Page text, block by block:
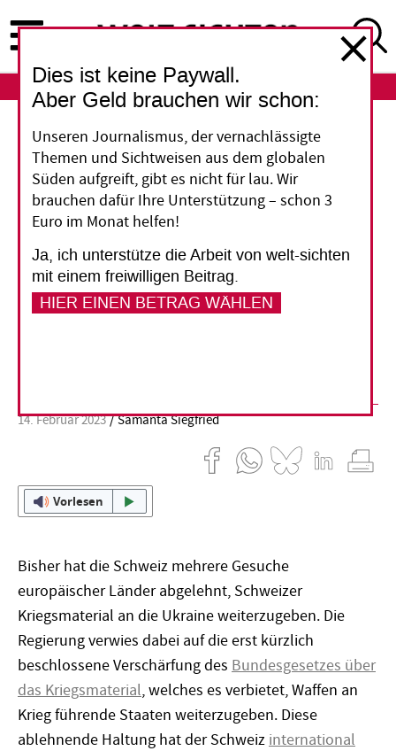
zum
Inhalt
ABO
Russischer Angriffskrieg
Wie die Schweiz der
Ukraine hilft
Wird die Schweiz doch noch die Weitergabe von
Waffen an die Ukraine erlauben? Diese Frage
wird derzeit heftig debattiert. Derweil bemüht
14. Februar 2023 Samanta Siegfried
Vorlesen
Bisher hat die Schweiz mehrere Gesuche
europäischer Länder abgelehnt, Schweizer
Kriegsmaterial an die Ukraine weiterzugeben. Die
Regierung verwies dabei auf die erst kürzlich
beschlossene Verschärfung des Bundesgesetzes über
das Kriegsmaterial, welches es verbietet, Waffen an
Krieg führende Staaten weiterzugeben. Diese
ablehnende Haltung hat der Schweiz international
Dies ist keine Paywall.
Aber Geld brauchen wir schon:
Unseren Journalismus, der vernachlässigte
Themen und Sichtweisen aus dem globalen
Süden aufgreift, gibt es nicht für lau. Wir
brauchen dafür Ihre Unterstützung – schon 3
Euro im Monat helfen!
Ja, ich unterstütze die Arbeit von welt-sichten
mit einem freiwilligen Beitrag.
HIER EINEN BETRAG WÄHLEN